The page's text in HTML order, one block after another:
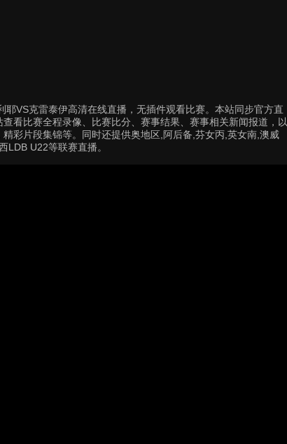
VS克雷泰伊高清在线直播，无插件观看比赛。本站同步官方直
看比赛全程录像、比赛比分、赛事结果、赛事相关新闻报道，以
彩片段集锦等。同时还提供奥地区,阿后备,芬女丙,英女南,澳威
LDB U22等联赛直播。